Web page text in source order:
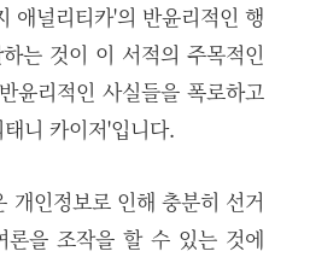
애널리티카'의 반윤리적인 행
는 것이 이 서적의 주목적인
윤리적인 사실들을 폭로하고
니 카이저'입니다.
개인정보로 인해 충분히 선거
을 조작을 할 수 있는 것에